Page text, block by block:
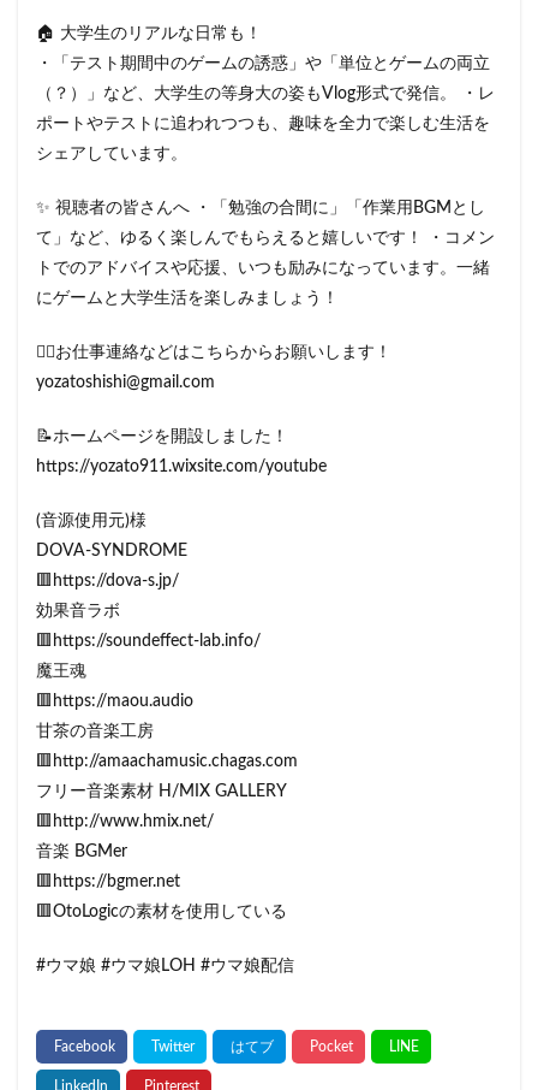
🏠 大学生のリアルな日常も！
・「テスト期間中のゲームの誘惑」や「単位とゲームの両立
（？）」など、大学生の等身大の姿もVlog形式で発信。 ・レ
ポートやテストに追われつつも、趣味を全力で楽しむ生活を
シェアしています。
✨ 視聴者の皆さんへ ・「勉強の合間に」「作業用BGMとし
て」など、ゆるく楽しんでもらえると嬉しいです！ ・コメン
トでのアドバイスや応援、いつも励みになっています。一緒
にゲームと大学生活を楽しみましょう！
❤️‍🔥お仕事連絡などはこちらからお願いします！
yozatoshishi@gmail.com
📝ホームページを開設しました！
https://yozato911.wixsite.com/youtube
(音源使用元)様
DOVA-SYNDROME
🟥https://dova-s.jp/
効果音ラボ
🟥https://soundeffect-lab.info/
魔王魂
🟥https://maou.audio
甘茶の音楽工房
🟥http://amaachamusic.chagas.com
フリー音楽素材 H/MIX GALLERY
🟥http://www.hmix.net/
音楽 BGMer
🟥https://bgmer.net
🟥OtoLogicの素材を使用している
#ウマ娘 #ウマ娘LOH #ウマ娘配信